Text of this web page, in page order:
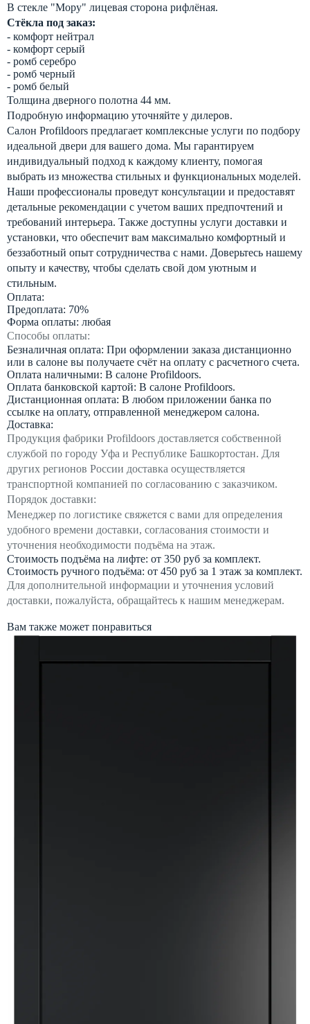
В стекле "Мору" лицевая сторона рифлёная.
Стёкла под заказ:
- комфорт нейтрал
- комфорт серый
- ромб серебро
- ромб черный
- ромб белый
Толщина дверного полотна 44 мм.
Подробную информацию уточняйте у дилеров.
Салон Profildoors предлагает комплексные услуги по подбору
идеальной двери для вашего дома. Мы гарантируем
индивидуальный подход к каждому клиенту, помогая
выбрать из множества стильных и функциональных моделей.
Наши профессионалы проведут консультации и предоставят
детальные рекомендации с учетом ваших предпочтений и
требований интерьера. Также доступны услуги доставки и
установки, что обеспечит вам максимально комфортный и
беззаботный опыт сотрудничества с нами. Доверьтесь нашему
опыту и качеству, чтобы сделать свой дом уютным и
стильным.
Оплата:
Предоплата: 70%
Форма оплаты: любая
Способы оплаты:
Безналичная оплата: При оформлении заказа дистанционно
или в салоне вы получаете счёт на оплату с расчетного счета.
Оплата наличными: В салоне Profildoors.
Оплата банковской картой: В салоне Profildoors.
Дистанционная оплата: В любом приложении банка по
ссылке на оплату, отправленной менеджером салона.
Доставка:
Продукция фабрики Profildoors доставляется собственной
службой по городу Уфа и Республике Башкортостан. Для
других регионов России доставка осуществляется
транспортной компанией по согласованию с заказчиком.
Порядок доставки:
Менеджер по логистике свяжется с вами для определения
удобного времени доставки, согласования стоимости и
уточнения необходимости подъёма на этаж.
Стоимость подъёма на лифте: от 350 руб за комплект.
Стоимость ручного подъёма: от 450 руб за 1 этаж за комплект.
Для дополнительной информации и уточнения условий
доставки, пожалуйста, обращайтесь к нашим менеджерам.
Вам также может понравиться